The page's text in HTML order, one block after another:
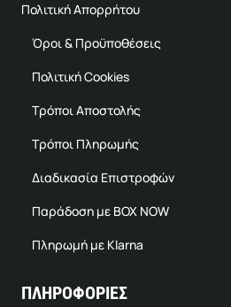
Πολιτική Απορρήτου
Όροι & Προϋποθέσεις
Πολιτική Cookies
Τρόποι Αποστολής
Τρόποι Πληρωμής
Διαδικασία Επιστροφών
Παράδοση με BOX NOW
Πληρωμή με Klarna
ΠΛΗΡΟΦΟΡΙΕΣ